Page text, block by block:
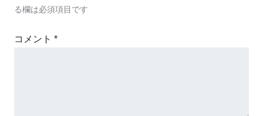
る欄は必須項目です
コメント *